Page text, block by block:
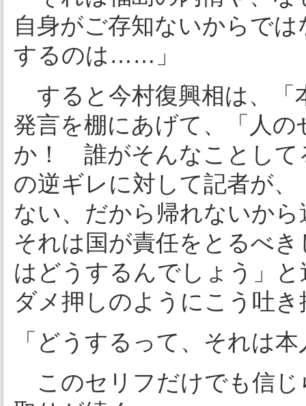
自身がご存知ないからで
するのは……」
すると今村復興相は、「
発言を棚にあげて、「人
か！ 誰がそんなことして
の逆ギレに対して記者が
ない、だから帰れないか
それは国が責任をとるべ
はどうするんでしょう」
ダメ押しのようにこう吐
「どうするって、それは
このセリフだけでも信じ